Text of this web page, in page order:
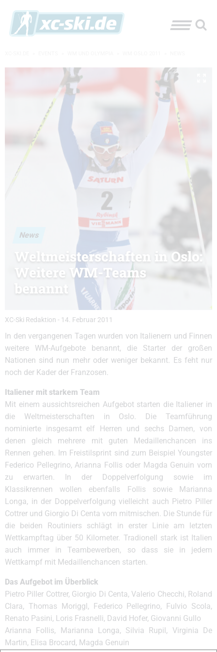
News
Weltmeisterschaften in Oslo:
Weitere WM-Teams
benannt
XC-Ski Redaktion - 14. Februar 2011
In den vergangenen Tagen wurden von Italienern und Finnen
weitere WM-Aufgebote benannt, die Starter der großen
Nationen sind nun mehr oder weniger bekannt. Es feht nur
noch der Kader der Franzosen.
Italiener mit starkem Team
Mit einem aussichtsreichen Aufgebot starten die Italiener in
die Weltmeisterschaften in Oslo. Die Teamführung
nominierte insgesamt elf Herren und sechs Damen, von
denen gleich mehrere mit guten Medaillenchancen ins
Rennen gehen. Im Freistilsprint sind zum Beispiel Youngster
Federico Pellegrino, Arianna Follis oder Magda Genuin vorn
zu erwarten. In der Doppelverfolgung sowie im
Klassikrennen wollen ebenfalls Follis sowie Marianna
Longa, in der Doppelverfolgung vielleicht auch Pietro Piller
Cottrer und Giorgio Di Centa vorn mitmischen. Die Stunde für
die beiden Routiniers schlägt in erster Linie am letzten
Wettkampftag über 50 Kilometer. Tradionell stark ist Italien
auch immer in Teambewerben, so dass sie in jedem
Wettkampf mit Medaillenchancen starten.
Das Aufgebot im Überblick
Pietro Piller Cottrer, Giorgio Di Centa, Valerio Checchi, Roland
Clara, Thomas Moriggl, Federico Pellegrino, Fulvio Scola,
Renato Pasini, Loris Frasnelli, David Hofer, Giovanni Gullo
Arianna Follis, Marianna Longa, Silvia Rupil, Virginia De
Martin, Elisa Brocard, Magda Genuin